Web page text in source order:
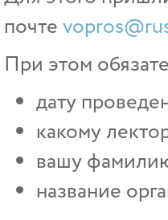
почте
При этом
дату
какому
вашу
название